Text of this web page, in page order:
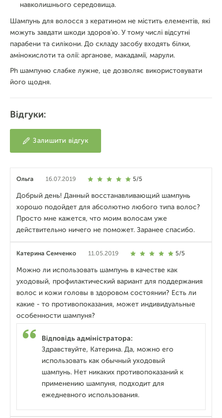
навколишнього середовища.
Шампунь для волосся з кератином не містить елементів, які
можуть завдати шкоди здоров'ю. У тому числі відсутні
парабени та силікони. До складу засобу входять білки,
амінокислоти та олії: арганове, макадамії, марули.
Ph шампуню слабке лужне, це дозволяє використовувати
його щодня.
Відгуки:
Залишити відгук
Ольга 16.07.2019 5/5
Добрый день! Данный восстанавливающий шампунь
хорошо подойдет для абсолютно любого типа волос?
Просто мне кажется, что моим волосам уже
действительно ничего не поможет. Заранее спасибо.
Катерина Семченко 11.05.2019 5/5
Можно ли использовать шампунь в качестве как
уходовый, профилактический вариант для поддержания
волос и кожи головы в здоровом состоянии? Есть ли
какие - то противопоказания, может индивидуальные
особенности шампуня?
Відповідь адміністратора:
Здравствуйте, Катерина. Да, можно его
использовать как обычный уходовый
шампунь. Нет никаких противопоказаний к
применению шампуня, подходит для
ежедневного использования.